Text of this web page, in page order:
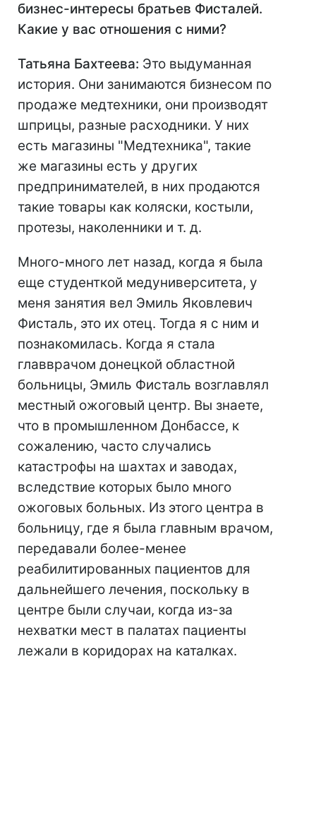
бизнес-интересы братьев Фисталей.
Какие у вас отношения с ними?
Татьяна Бахтеева: Это выдуманная
история. Они занимаются бизнесом по
продаже медтехники, они производят
шприцы, разные расходники. У них
есть магазины "Медтехника", такие
же магазины есть у других
предпринимателей, в них продаются
такие товары как коляски, костыли,
протезы, наколенники и т. д.
Много-много лет назад, когда я была
еще студенткой медуниверситета, у
меня занятия вел Эмиль Яковлевич
Фисталь, это их отец. Тогда я с ним и
познакомилась. Когда я стала
главврачом донецкой областной
больницы, Эмиль Фисталь возглавлял
местный ожоговый центр. Вы знаете,
что в промышленном Донбассе, к
сожалению, часто случались
катастрофы на шахтах и заводах,
вследствие которых было много
ожоговых больных. Из этого центра в
больницу, где я была главным врачом,
передавали более-менее
реабилитированных пациентов для
дальнейшего лечения, поскольку в
центре были случаи, когда из-за
нехватки мест в палатах пациенты
лежали в коридорах на каталках.